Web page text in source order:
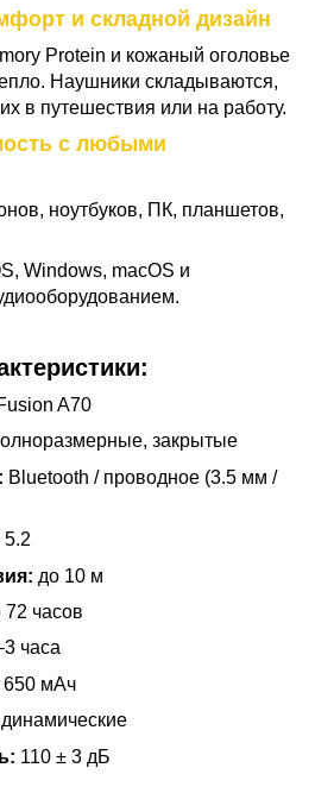
и складной дизайн
Protein и кожаный оголовье
Наушники складываются,
в путешествия или на работу.
с любыми
ноутбуков, ПК, планшетов,
Windows, macOS и
A70
закрытые
Bluetooth / проводное (3.5 мм /
5.2
до 10 м
72 часов
часа
650 мАч
110 ± 3 дБ